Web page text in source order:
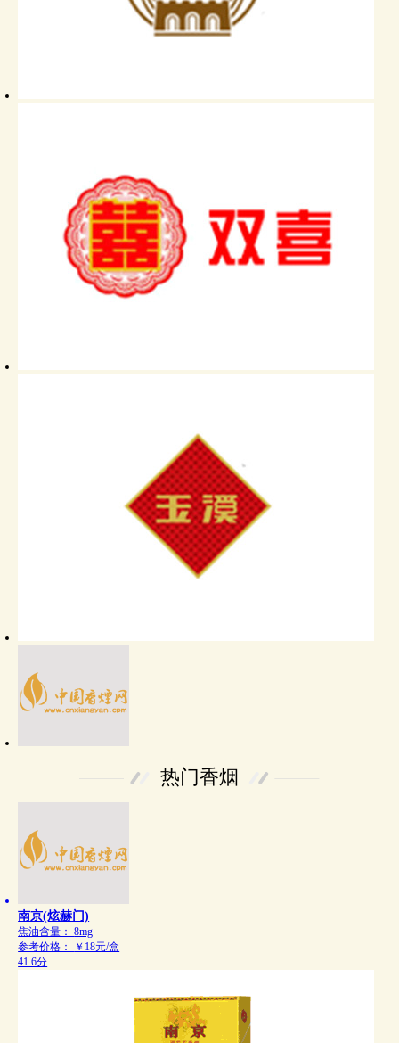
热门香烟
南京(炫赫门)
焦油含量：8mg
参考价格：
￥18元/盒
41.6分